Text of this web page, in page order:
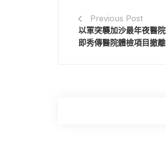
Previous Post
以軍突襲加沙最年夜醫
即秀傳醫院體檢項目撤離